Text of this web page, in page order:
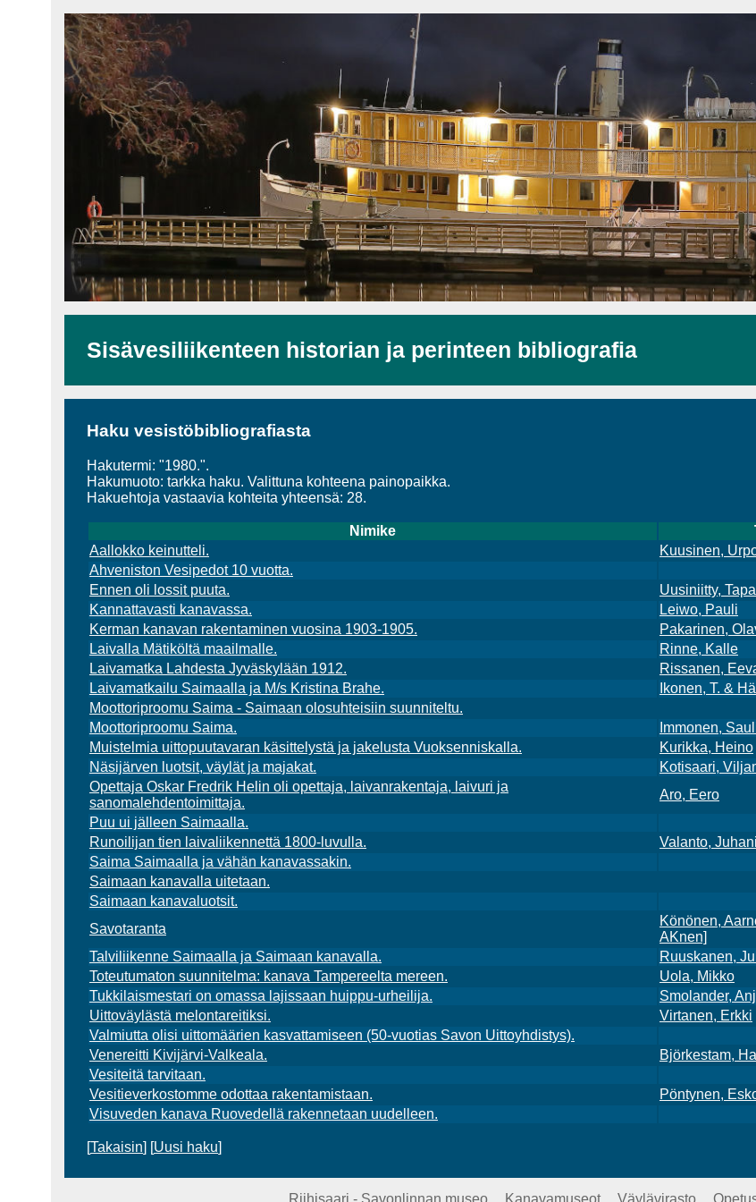
Sisävesiliikenteen historian ja perinteen bibliografia
Haku vesistöbibliografiasta
Hakutermi: "1980.".
Hakumuoto: tarkka haku. Valittuna kohteena painopaikka.
Hakuehtoja vastaavia kohteita yhteensä: 28.
Nimike
Aallokko keinutteli.
Kuusinen,
Ahveniston Vesipedot 10 vuotta.
Ennen oli lossit puuta.
Uusiniitty,
Kannattavasti kanavassa.
Leiwo, Pauli
Kerman kanavan rakentaminen vuosina 1903-1905.
Pakarinen,
Laivalla Mätiköltä maailmalle.
Rinne, Kalle
Laivamatka Lahdesta Jyväskylään 1912.
Rissanen,
Laivamatkailu Saimaalla ja M/s Kristina Brahe.
Ikonen, T. &
Moottoriproomu Saima - Saimaan olosuhteisiin suunniteltu.
Moottoriproomu Saima.
Immonen,
Muistelmia uittopuutavaran käsittelystä ja jakelusta Vuoksenniskalla.
Kurikka, Heino
Näsijärven luotsit, väylät ja majakat.
Kotisaari,
Opettaja Oskar Fredrik Helin oli opettaja, laivanrakentaja, laivuri ja
sanomalehdentoimittaja.
Aro, Eero
Puu ui jälleen Saimaalla.
Runoilijan tien laivaliikennettä 1800-luvulla.
Valanto, Juhani
Saima Saimaalla ja vähän kanavassakin.
Saimaan kanavalla uitetaan.
Saimaan kanavaluotsit.
Savotaranta
Könönen,
AKnen]
Talviliikenne Saimaalla ja Saimaan kanavalla.
Ruuskanen,
Toteutumaton suunnitelma: kanava Tampereelta mereen.
Uola, Mikko
Tukkilaismestari on omassa lajissaan huippu-urheilija.
Smolander,
Uittoväylästä melontareitiksi.
Virtanen, Erkki
Valmiutta olisi uittomäärien kasvattamiseen (50-vuotias Savon Uittoyhdistys).
Venereitti Kivijärvi-Valkeala.
Björkestam,
Vesiteitä tarvitaan.
Vesitieverkostomme odottaa rakentamistaan.
Pöntynen,
Visuveden kanava Ruovedellä rakennetaan uudelleen.
[Takaisin] [Uusi haku]
Riihisaari - Savonlinnan museo Kanavamuseot Väylävirasto